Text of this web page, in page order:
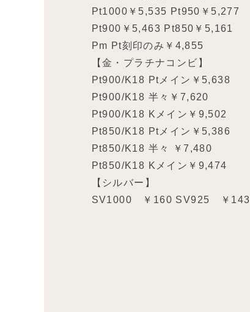
Pt1000￥5,535 Pt950￥5,277
Pt900￥5,463 Pt850￥5,161
Pm Pt刻印のみ￥4,855
【金・プラチナコンビ】
Pt900/K18 Ptメイン￥5,638
Pt900/K18 半々￥7,620
Pt900/K18 Kメイン￥9,502
Pt850/K18 Ptメイン￥5,386
Pt850/K18 半々 ￥7,480
Pt850/K18 Kメイン￥9,474
【シルバー】
SV1000 ￥160 SV925 ￥143